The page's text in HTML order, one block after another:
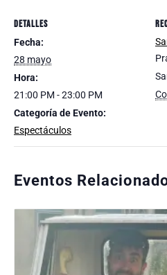
DETALLES
Fecha:
28 mayo
Hora:
21:00 PM - 23:00 PM
Categoría de Evento:
Espectáculos
Eventos